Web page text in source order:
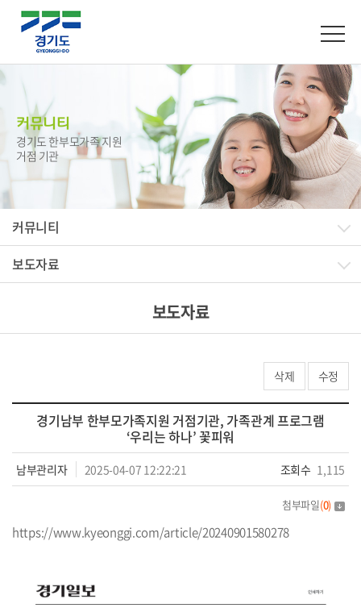
커뮤니티
경기도 한부모가족 지원
거점 기관
커뮤니티
보도자료
보도자료
삭제 수정
경기남부 한부모가족지원 거점기관, 가족관계 프로그램
‘우리는 하나’ 꽃피워
남부관리자 2025-04-07 12:22:21 조회수 1,115
첨부파일(0)
https://www.kyeonggi.com/article/20240901580278